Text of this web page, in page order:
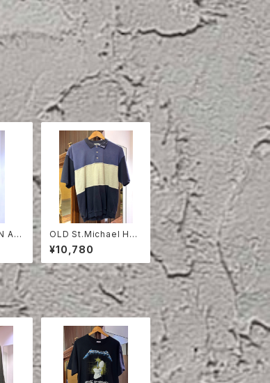
AR
OLD St.Michael HAL
F SLEEVE SWEAT S
HIRT
¥10,780